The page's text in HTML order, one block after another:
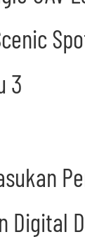
Digital